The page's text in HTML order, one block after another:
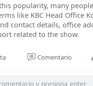
popularity, many
like KBC Head Office
contact details, office
related to the show.
Comentario